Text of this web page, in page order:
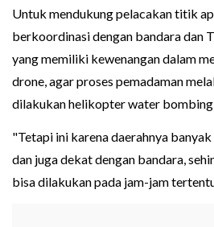
Untuk mendukung pelacakan titik
berkoordinasi dengan bandara dan
yang memiliki kewenangan dalam
drone, agar proses pemadaman
dilakukan helikopter water
"Tetapi ini karena daerahnya
dan juga dekat dengan bandara,
bisa dilakukan pada jam-jam